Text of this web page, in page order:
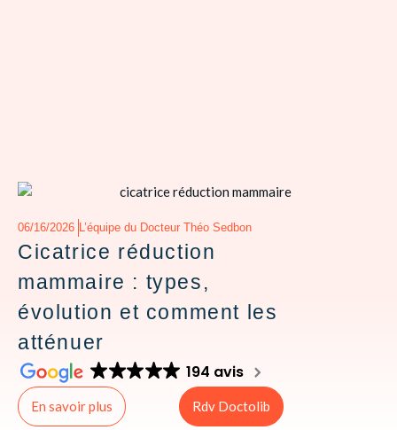
Cicatrice réduction
mammaire : types,
évolution et comment les
atténuer
06/16/2026 L’équipe du Docteur Théo Sedbon
194 avis
En savoir plus Rdv Doctolib